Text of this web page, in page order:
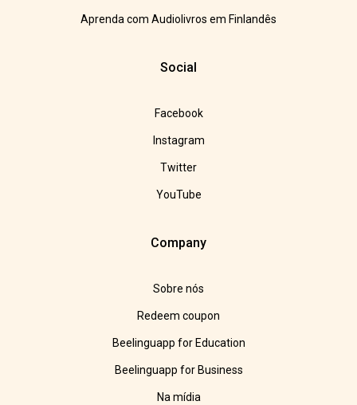
Aprenda com Audiolivros em Finlandês
Social
Facebook
Instagram
Twitter
YouTube
Company
Sobre nós
Redeem coupon
Beelinguapp for Education
Beelinguapp for Business
Na mídia